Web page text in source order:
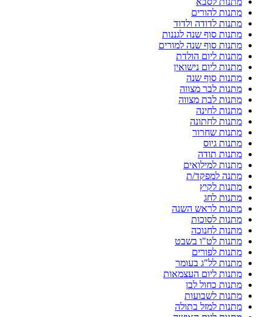
מתנות להורים
מתנות לדודה ולדוד
מתנות סוף שנה לגננות
מתנות סוף שנה למורים
מתנות ליום הולדת
מתנות ליום נישואין
מתנות סוף שנה
מתנות לבר מצווה
מתנות לבת מצווה
מתנות לחינה
מתנות לחתונה
מתנות שחרור
מתנות גיוס
מתנות תודה
מתנות למילואים
מתנה למפקד/ת
מתנות לקיץ
מתנות לחג
מתנות לראש השנה
מתנות לסוכות
מתנות לחנוכה
מתנות לט"ו בשבט
מתנות לפורים
מתנות לל"ג בעומר
מתנות ליום העצמאות
מתנות כחול לבן
מתנות לשבועות
מתנות למזל בתולה